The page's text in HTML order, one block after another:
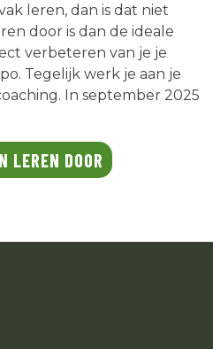
leren, dan is dat niet
door is dan de ideale
verbeteren van je je
Tegelijk werk je aan je
In september 2025
LEREN DOOR